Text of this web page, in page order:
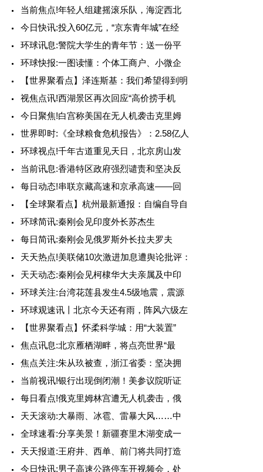
当前焦点!年轻人组建摇滚乐队，海淀西北
今日快讯:投入60亿元，“京东青年城”在经
环球讯息:警院大学生的青年节：送一份平
环球快报:一图读懂：个体工商户、小微企
【世界聚看点】泽连斯基：我们希望得到明
视焦点讯!西湖景区再次回应“高价捞手机
今日聚焦!白宫称美国在无人机袭击克里姆
世界即时:《全球粮食危机报告》：2.58亿人
环球视点!千年古道重见天日，北京房山发
当前讯息:香港特区政府强烈谴责和坚决反
每日动态!串联京藏高速和京承高速——回
【全球聚看点】杭州最新通报：自编自导自
环球简讯:秦刚会见印度外长苏杰生
每日简讯:秦刚会见俄罗斯外长拉夫罗夫
天天热点!美联储10次激进加息遭舆论批评：
天天动态:秦刚会见柯棣华大夫亲属及中印
环球关注:台湾花莲县发生4.5级地震，震源
环球观速讯丨北京今天还有雨，阵风六级左
【世界聚看点】怀柔科学城：用“大装置”
焦点讯息:北京雁栖湖畔，将点亮世界“最
焦点关注:朱从玖被查，浙江省委：坚决拥
当前视讯!银行出现倒闭潮！美参议院听证
每日看点!俄克里姆林宫遭无人机袭击，俄
天天滚动:大暴雨、冰雹、雷暴大风……中
全球速看:分享美景！新疆赛里木湖变成一
天天报道:王府井、西单、前门将共同打造
今日快讯:男子高速公路停车开视频会，处